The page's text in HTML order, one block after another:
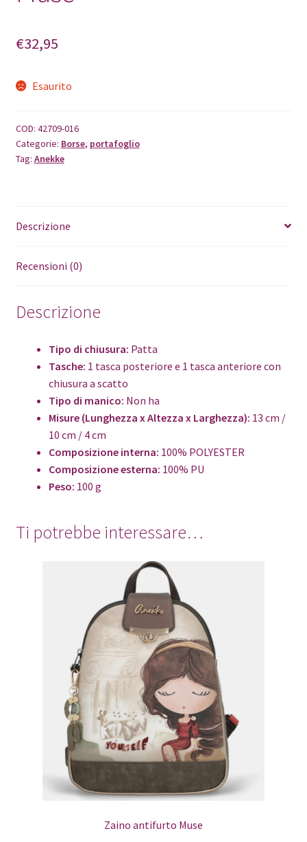
€32,95
Esaurito
COD: 42709-016
Categorie: Borse, portafoglio
Tag: Anekke
Descrizione
Recensioni (0)
Descrizione
Tipo di chiusura: Patta
Tasche: 1 tasca posteriore e 1 tasca anteriore con
chiusura a scatto
Tipo di manico: Non ha
Misure (Lunghezza x Altezza x Larghezza): 13 cm /
10 cm / 4 cm
Composizione interna: 100% POLYESTER
Composizione esterna: 100% PU
Peso: 100 g
Ti potrebbe interessare…
Zaino antifurto Muse